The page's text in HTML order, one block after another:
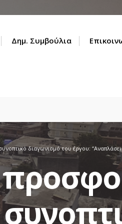
Δημ. Συμβούλια
διαγωνισμό του έργου: